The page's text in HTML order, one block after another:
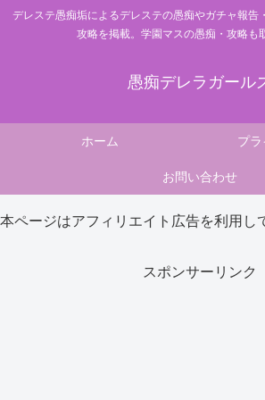
デレステ愚痴垢によるデレステの愚痴やガチャ報告
攻略を掲載。学園マスの愚痴・攻略も
愚痴デレラガール
ホーム プ
お問い合わせ
本ページはアフィリエイト広告を利用し
スポンサーリンク